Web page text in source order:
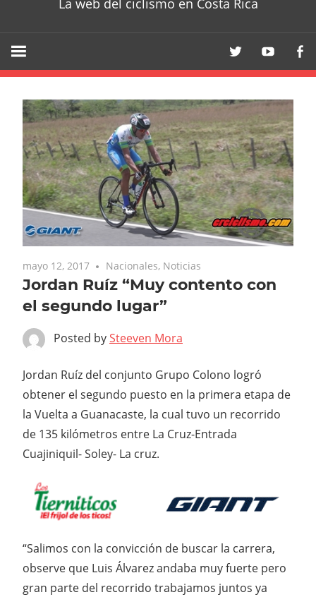
La web del ciclismo en Costa Rica
mayo 12, 2017 Nacionales, Noticias
Jordan Ruíz “Muy contento con
el segundo lugar”
Posted bySteeven Mora
Jordan Ruíz del conjunto Grupo Colono logró
obtener el segundo puesto en la primera etapa de
la Vuelta a Guanacaste, la cual tuvo un recorrido
de 135 kilómetros entre La Cruz-Entrada
Cuajiniquil- Soley- La cruz.
“Salimos con la convicción de buscar la carrera,
observe que Luis Álvarez andaba muy fuerte pero
gran parte del recorrido trabajamos juntos ya